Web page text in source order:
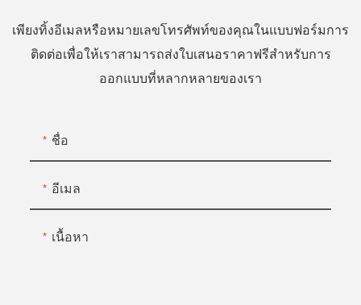
เพียงทิ้งอีเมลหรือหมายเลขโทรศัพท์ของคุณในแบบฟอร์มการ
ติดต่อเพื่อให้เราสามารถส่งใบเสนอราคาฟรีสำหรับการ
ออกแบบที่หลากหลายของเรา
ชื่อ
อีเมล
เนื้อหา